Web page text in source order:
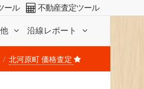
沿線レポート
ール 不動産査定ツール
北河原町 価格査定